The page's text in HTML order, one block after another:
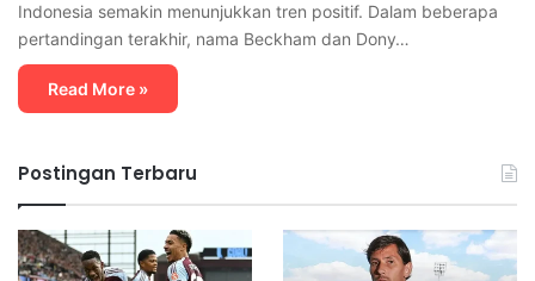
Indonesia semakin menunjukkan tren positif. Dalam beberapa
pertandingan terakhir, nama Beckham dan Dony…
Read More »
Postingan Terbaru